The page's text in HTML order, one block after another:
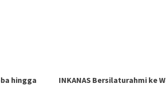
hingga
INKANAS Bersilaturahmi ke